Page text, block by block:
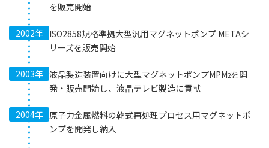
を販売開始
2002年 ISO2858規格準拠大型汎用マグネットポンプ METAシ
リーズを販売開始
2003年 液晶製造装置向けに大型マグネットポンプMPM2を開
発・販売開始し、液晶テレビ製造に貢献
2004年 原子力金属燃料の乾式再処理プロセス用マグネットポ
ンプを開発し納入